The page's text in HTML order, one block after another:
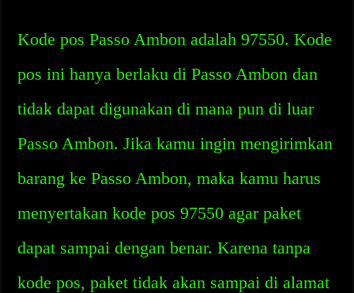
Kode pos Passo Ambon adalah 97550. Kode
pos ini hanya berlaku di Passo Ambon dan
tidak dapat digunakan di mana pun di luar
Passo Ambon. Jika kamu ingin mengirimkan
barang ke Passo Ambon, maka kamu harus
menyertakan kode pos 97550 agar paket
dapat sampai dengan benar. Karena tanpa
kode pos, paket tidak akan sampai di alamat